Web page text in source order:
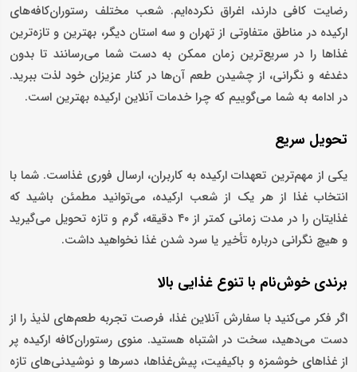
رضایت کافی دارند، اغراق نکرده‌ایم. شعب مختلف رستوران‌کافه‌های
ارکیده در مناطق متفاوتی از تهران و سه استان دیگر، بهترین و تازه‌ترین
غذاها را در سریع‌ترین زمان ممکن به دست شما می‌رسانند تا بدون
دغدغه و نگرانی، از چشیدن طعم آن‌ها در کنار عزیزان خود لذت ببرید.
در ادامه به شما می‌گوییم که چرا خدمات آنلاین ارکیده بهترین است.
تحویل سریع
یکی از مهم‌ترین تعهدات ارکیده به کاربران، ارسال فوری غذاست. شما با
انتخاب غذا از هر یک از شعب ارکیده، می‌توانید مطمئن باشید که
غذایتان را در مدت زمانی کمتر از ۴۰ دقیقه، گرم و تازه تحویل می‌گیرید
و هیچ نگرانی درباره تأخیر یا سرد شدن غذا نخواهید داشت.
برندی خوش‌نام با تنوع غذایی بالا
اگر فکر می‌کنید با سفارش آنلاین غذا، فرصت تجربه طعم‌های لذیذ را از
دست می‌دهید، سخت در اشتباه هستید. منوی رستوران‌کافه ارکیده پر
از غذاهای خوشمزه و باکیفیت، پیش‌غذاها، دسرها و نوشیدنی‌های تازه